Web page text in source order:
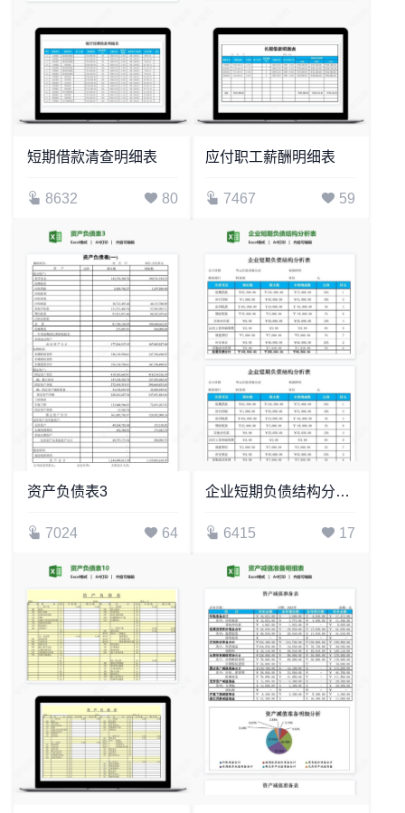
短期借款清查明细表
8632 80
应付职工薪酬明细表
7467 59
资产负债表3
7024 64
企业短期负债结构分析表
6415 17